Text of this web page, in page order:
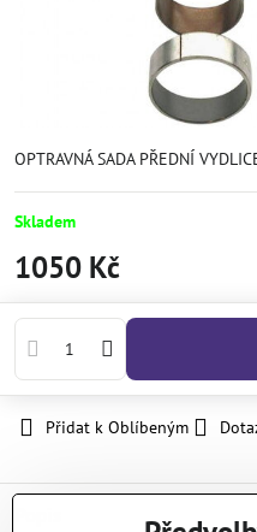
OPTRAVNÁ SADA PŘEDNÍ
Skladem
1050 Kč
Přidat k Oblíbeným